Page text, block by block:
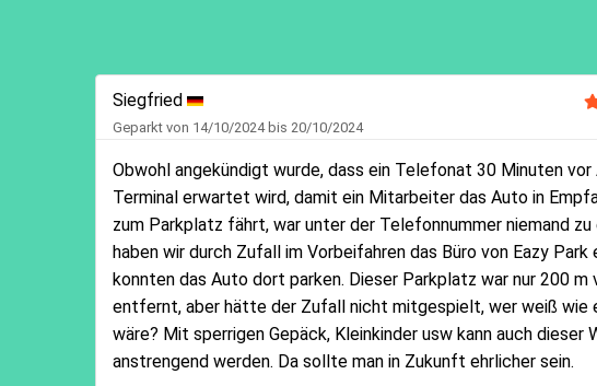
Siegfried
Geparkt von 14/10/2024 bis 20/10/2024
Obwohl angekündigt wurde, dass ein Telefonat 30 Minuten
Terminal erwartet wird, damit ein Mitarbeiter das Auto in
zum Parkplatz fährt, war unter der Telefonnummer niemand zu
haben wir durch Zufall im Vorbeifahren das Büro von Eazy
konnten das Auto dort parken. Dieser Parkplatz war nur 200 m
entfernt, aber hätte der Zufall nicht mitgespielt, wer weiß wie
wäre? Mit sperrigen Gepäck, Kleinkinder usw kann auch dieser
anstrengend werden. Da sollte man in Zukunft ehrlicher sein.